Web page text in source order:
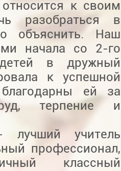
к своим
разобраться в
объяснить. Наш
начала со 2-го
в дружный
к успешной
ей за
терпение и
лучший учитель
профессионал,
классный